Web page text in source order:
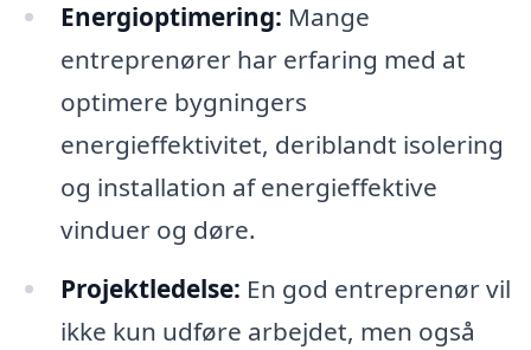
Energioptimering: Mange
entreprenører har erfaring med at
optimere bygningers
energieffektivitet, deriblandt isolering
og installation af energieffektive
vinduer og døre.
Projektledelse: En god entreprenør vil
ikke kun udføre arbejdet, men også